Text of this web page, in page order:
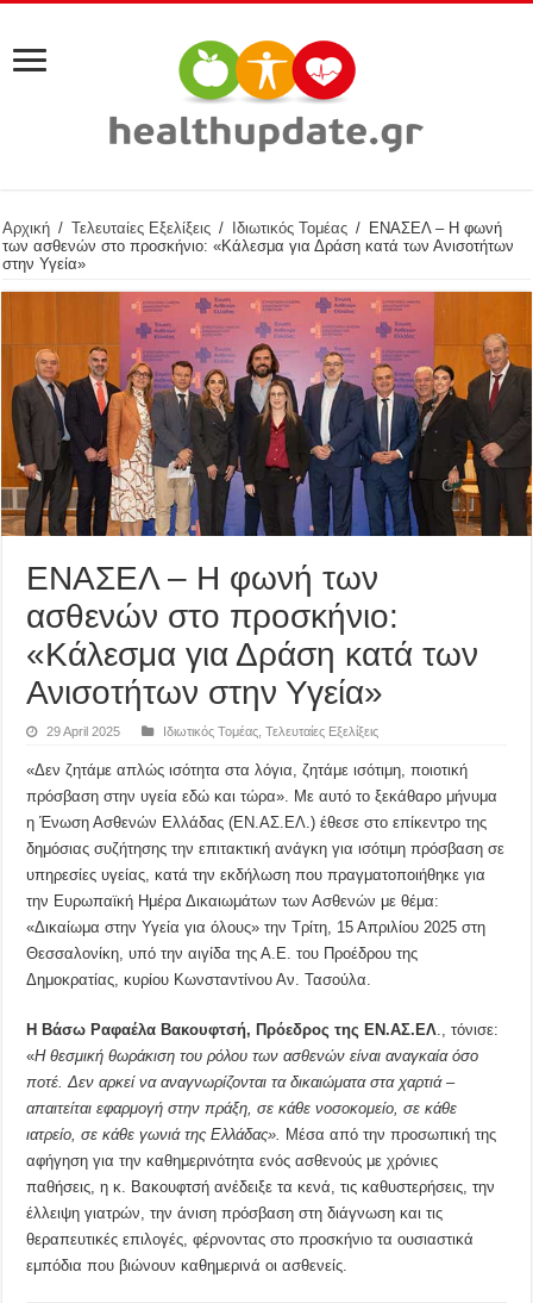
Αρχική / Τελευταίες Εξελίξεις / Ιδιωτικός Τομέας / ΕΝΑΣΕΛ – Η φωνή
των ασθενών στο προσκήνιο: «Κάλεσμα για Δράση κατά των Ανισοτήτων
στην Υγεία»
ΕΝΑΣΕΛ – Η φωνή των
ασθενών στο προσκήνιο:
«Κάλεσμα για Δράση κατά των
Ανισοτήτων στην Υγεία»
29 April 2025 Ιδιωτικός Τομέας ,Τελευταίες Εξελίξεις
«Δεν ζητάμε απλώς ισότητα στα λόγια, ζητάμε ισότιμη, ποιοτική
πρόσβαση στην υγεία εδώ και τώρα». Με αυτό το ξεκάθαρο μήνυμα
η Ένωση Ασθενών Ελλάδας (ΕΝ.ΑΣ.ΕΛ.) έθεσε στο επίκεντρο της
δημόσιας συζήτησης την επιτακτική ανάγκη για ισότιμη πρόσβαση σε
υπηρεσίες υγείας, κατά την εκδήλωση που πραγματοποιήθηκε για
την Ευρωπαϊκή Ημέρα Δικαιωμάτων των Ασθενών με θέμα:
«Δικαίωμα στην Υγεία για όλους» την Τρίτη, 15 Απριλίου 2025 στη
Θεσσαλονίκη, υπό την αιγίδα της Α.Ε. του Προέδρου της
Δημοκρατίας, κυρίου Κωνσταντίνου Αν. Τασούλα.
Η Βάσω Ραφαέλα Βακουφτσή, Πρόεδρος της ΕΝ.ΑΣ.ΕΛ., τόνισε:
«Η θεσμική θωράκιση του ρόλου των ασθενών είναι αναγκαία όσο
ποτέ. Δεν αρκεί να αναγνωρίζονται τα δικαιώματα στα χαρτιά –
απαιτείται εφαρμογή στην πράξη, σε κάθε νοσοκομείο, σε κάθε
ιατρείο, σε κάθε γωνιά της Ελλάδας». Μέσα από την προσωπική της
αφήγηση για την καθημερινότητα ενός ασθενούς με χρόνιες
παθήσεις, η κ. Βακουφτσή ανέδειξε τα κενά, τις καθυστερήσεις, την
έλλειψη γιατρών, την άνιση πρόσβαση στη διάγνωση και τις
θεραπευτικές επιλογές, φέρνοντας στο προσκήνιο τα ουσιαστικά
εμπόδια που βιώνουν καθημερινά οι ασθενείς.